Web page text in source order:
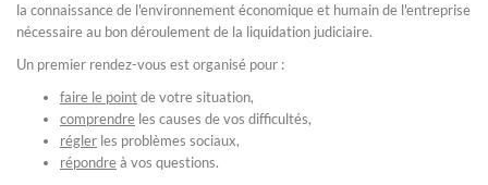
la connaissance de l'environnement économique et humain de l'entreprise
nécessaire au bon déroulement de la liquidation judiciaire.
Un premier rendez-vous est organisé pour :
faire le pointde votre situation,
comprendre les causes de vos difficultés,
régler les problèmes sociaux,
répondreà vos questions.